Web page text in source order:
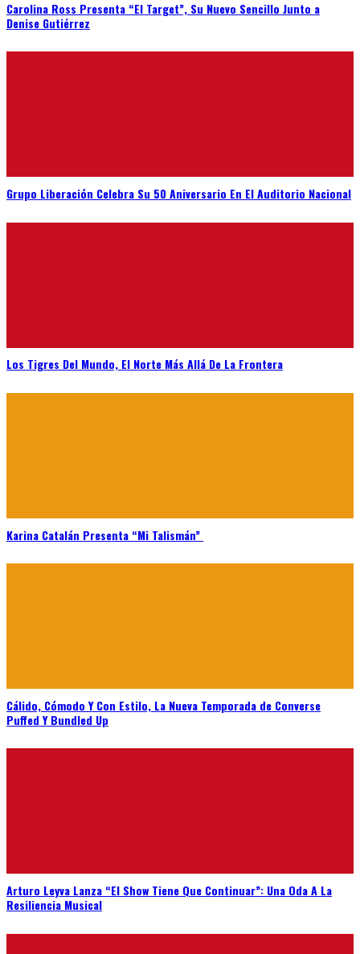
Carolina Ross Presenta “El Target”, Su Nuevo Sencillo Junto a
Denise Gutiérrez
Grupo Liberación Celebra Su 50 Aniversario En El Auditorio Nacional
Los Tigres Del Mundo, El Norte Más Allá De La Frontera
Karina Catalán Presenta “Mi Talismán”
Cálido, Cómodo Y Con Estilo, La Nueva Temporada de Converse
Puffed Y Bundled Up
Arturo Leyva Lanza “El Show Tiene Que Continuar”: Una Oda A La
Resiliencia Musical